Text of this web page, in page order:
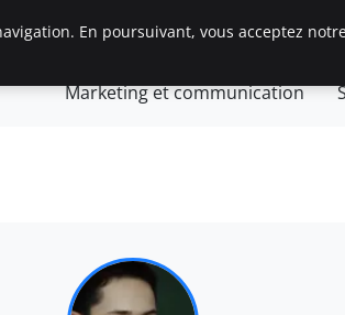
Innovation et technologie
Marketing et communication
En poursuivant, vous acceptez